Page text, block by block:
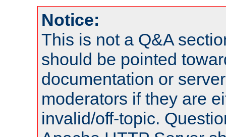
Notice:
This is not a Q&A
should be pointed
documentation or
moderators if they are
invalid/off-topic.